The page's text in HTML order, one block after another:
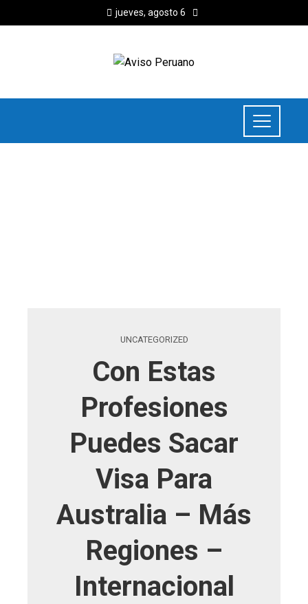
jueves, agosto 6
UNCATEGORIZED
Con Estas
Profesiones
Puedes Sacar
Visa Para
Australia – Más
Regiones –
Internacional